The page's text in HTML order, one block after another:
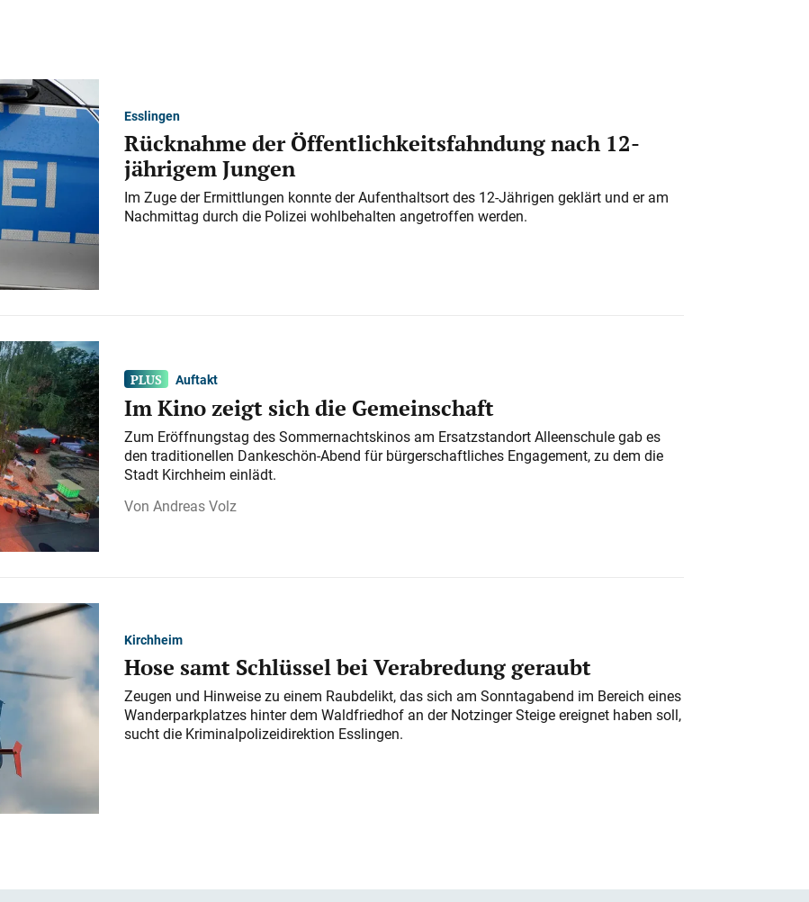
Esslingen
Rücknahme der Öffentlichkeitsfahndung nach 12-
jährigem Jungen
Im Zuge der Ermittlungen konnte der Aufenthaltsort des 12-Jährigen geklärt und er am
Nachmittag durch die Polizei wohlbehalten angetroffen werden.
Auftakt
Im Kino zeigt sich die Gemeinschaft
Zum Eröffnungstag des Sommernachtskinos am Ersatzstandort Alleenschule gab es
den traditionellen Dankeschön-Abend für bürgerschaftliches Engagement, zu dem die
Stadt Kirchheim einlädt.
Andreas Volz
Kirchheim
Hose samt Schlüssel bei Verabredung geraubt
Zeugen und Hinweise zu einem Raubdelikt, das sich am Sonntagabend im Bereich eines
Wanderparkplatzes hinter dem Waldfriedhof an der Notzinger Steige ereignet haben soll,
sucht die Kriminalpolizeidirektion Esslingen.